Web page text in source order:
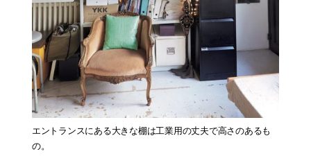
エントランスにある大きな棚は工業用の丈夫で高さのあるも
の。